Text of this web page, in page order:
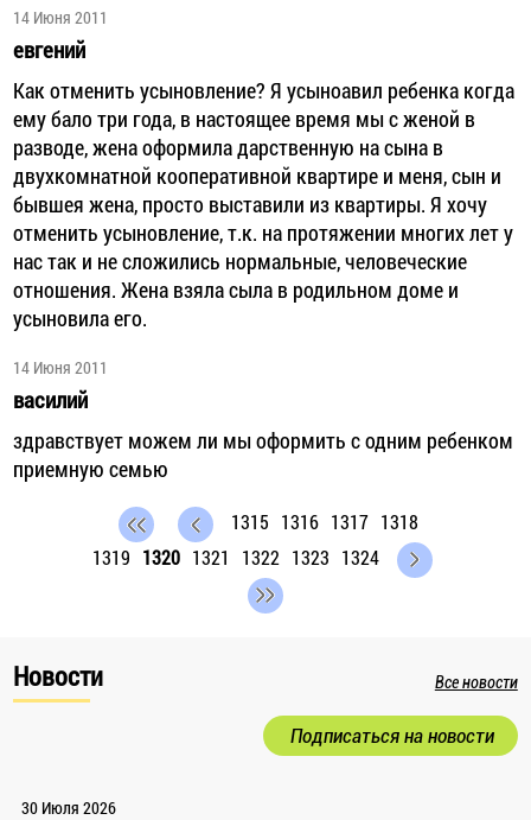
14 Июня 2011
евгений
Как отменить усыновление? Я усыноавил ребенка когда
ему бало три года, в настоящее время мы с женой в
разводе, жена оформила дарственную на сына в
двухкомнатной кооперативной квартире и меня, сын и
бывшея жена, просто выставили из квартиры. Я хочу
отменить усыновление, т.к. на протяжении многих лет у
нас так и не сложились нормальные, человеческие
отношения. Жена взяла сыла в родильном доме и
усыновила его.
14 Июня 2011
василий
здравствует можем ли мы оформить с одним ребенком
приемную семью
1315 1316 1317 1318
1319 1320 1321 1322 1323 1324
Новости Все новости
Подписаться на новости
30 Июля 2026